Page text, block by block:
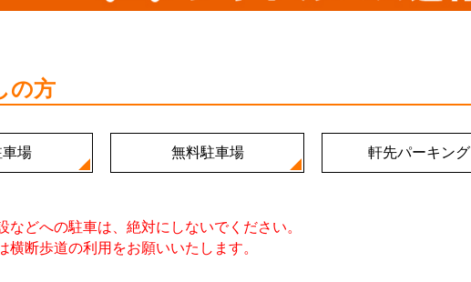
の方
場 無料駐車場 軒先パーキング
どへの駐車は、絶対にしないでください。
断歩道の利用をお願いいたします。